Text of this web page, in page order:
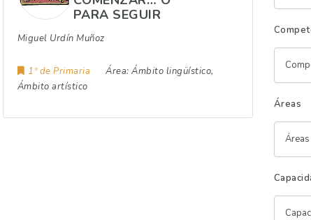
PARA SEGUIR
Miguel Urdín Muñoz
1º de Primaria Área:Ámbito lingüístico,
Ámbito artístico
Áreas
Áreas